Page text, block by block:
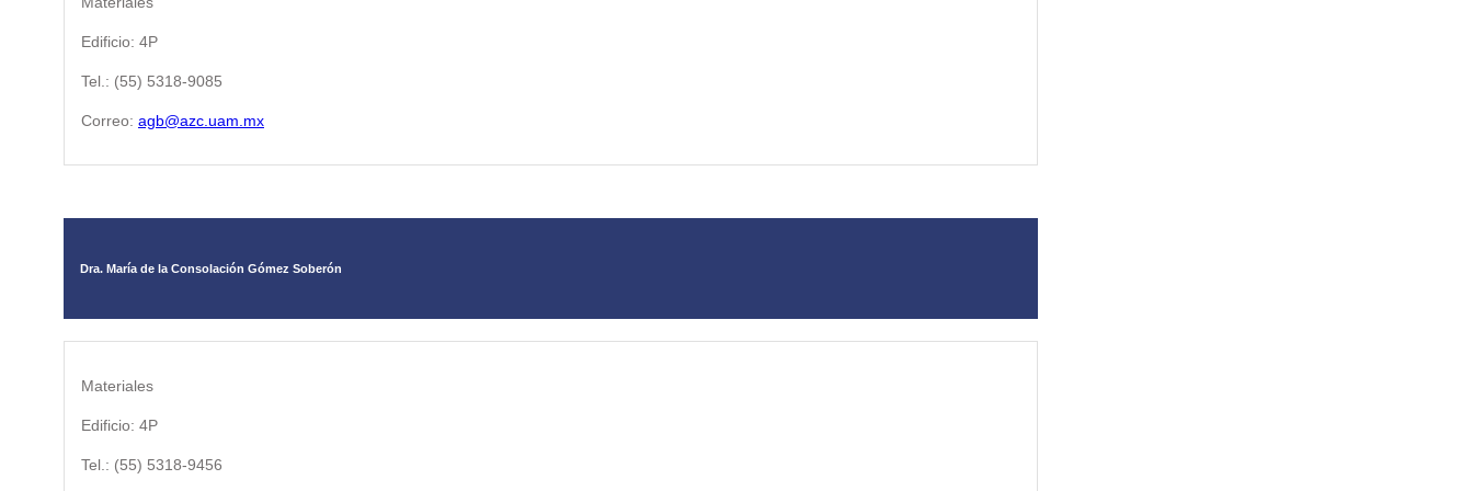
Edificio: 4P
Tel.: (55) 5318-9085
Correo: agb@azc.uam.mx
Dra. María de la Consolación Gómez Soberón
Materiales
Edificio: 4P
Tel.: (55) 5318-9456